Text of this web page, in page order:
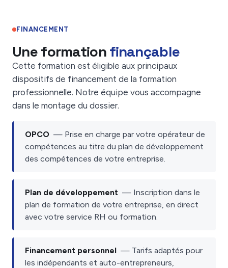
FINANCEMENT
Une formationfinançable
Cette formation est éligible aux principaux
dispositifs de financement de la formation
professionnelle. Notre équipe vous accompagne
dans le montage du dossier.
OPCO — Prise en charge par votre opérateur de
compétences au titre du plan de développement
des compétences de votre entreprise.
Plan de développement — Inscription dans le
plan de formation de votre entreprise, en direct
avec votre service RH ou formation.
Financement personnel — Tarifs adaptés pour
les indépendants et auto-entrepreneurs,